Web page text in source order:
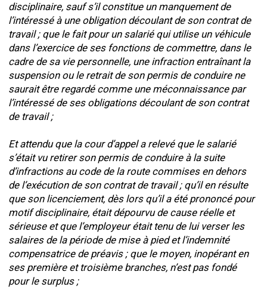
disciplinaire, sauf s’il constitue un manquement de
l’intéressé à une obligation découlant de son contrat de
travail ; que le fait pour un salarié qui utilise un véhicule
dans l’exercice de ses fonctions de commettre, dans le
cadre de sa vie personnelle, une infraction entraînant la
suspension ou le retrait de son permis de conduire ne
saurait être regardé comme une méconnaissance par
l’intéressé de ses obligations découlant de son contrat
de travail ;
Et attendu que la cour d’appel a relevé que le salarié
s’était vu retirer son permis de conduire à la suite
d’infractions au code de la route commises en dehors
de l’exécution de son contrat de travail ; qu’il en résulte
que son licenciement, dès lors qu’il a été prononcé pour
motif disciplinaire, était dépourvu de cause réelle et
sérieuse et que l’employeur était tenu de lui verser les
salaires de la période de mise à pied et l’indemnité
compensatrice de préavis ; que le moyen, inopérant en
ses première et troisième branches, n’est pas fondé
pour le surplus ;